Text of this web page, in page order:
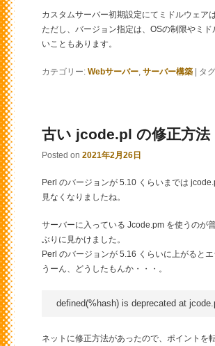
カスタムサーバー初期設定にてミドルウェア
ただし、バージョン指定は、OSの制限やミ
いこともあります。
カテゴリー: Webサーバー サーバー構築 | タ
古い jcode.pl の修正方法
Posted on 2021年2月26日
Perl のバージョンが 5.10 くらいまでは
見なくなりましたね。
サーバーに入っている Jcode.pm を使うのが
ぶりに見かけました。
Perl のバージョンが 5.16 くらいに上がるとエ
うーん、どうしたもんか・・・。
ネットに修正方法があったので、ポイントを